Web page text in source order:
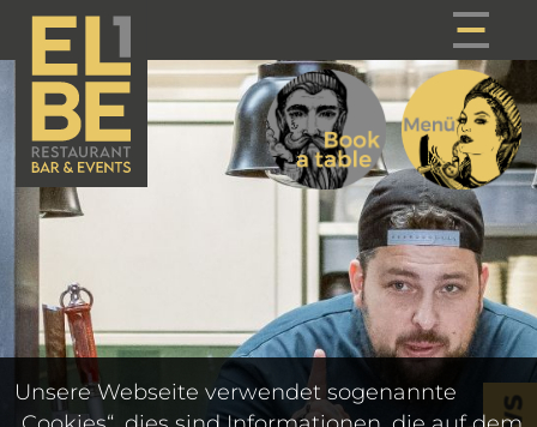
Unsere Webseite verwendet sogenannte